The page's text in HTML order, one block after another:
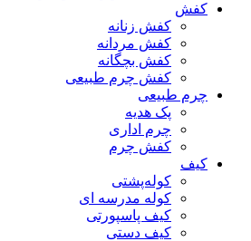
کفش
کفش زنانه
کفش مردانه
کفش بچگانه
کفش چرم طبیعی
چرم طبیعی
پک هدیه
چرم اداری
کفش چرم
کیف
کوله‌پشتی
کوله مدرسه ای
کیف پاسپورتی
کیف دستی